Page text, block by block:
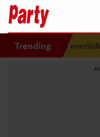
Trending
op overlijden Jerney